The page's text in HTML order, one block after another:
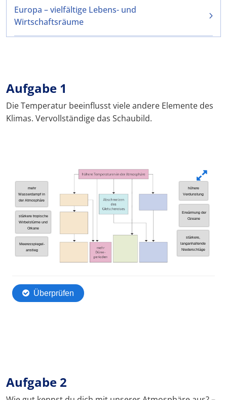
Europa – vielfältige Lebens- und
Wirtschaftsräume
Aufgabe 1
Die Temperatur beeinflusst viele andere Elemente des
Klimas. Vervollständige das Schaubild.
Aufgabe 2